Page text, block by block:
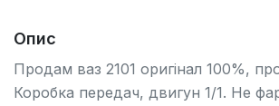
Опис
Продам ваз 2101 оригінал 100%,
Коробка передач, двигун 1/1. Не